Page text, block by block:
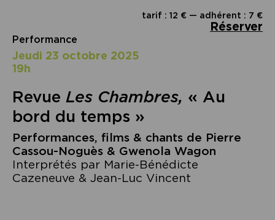
tarif : 12 € — adhérent : 7 €
Réserver
Performance
jeudi 23 octobre 2025
19h
Revue Les Chambres, « Au
bord du temps »
Performances, films & chants de Pierre
Cassou-Noguès & Gwenola Wagon
Interprétés par Marie-Bénédicte
Cazeneuve & Jean-Luc Vincent